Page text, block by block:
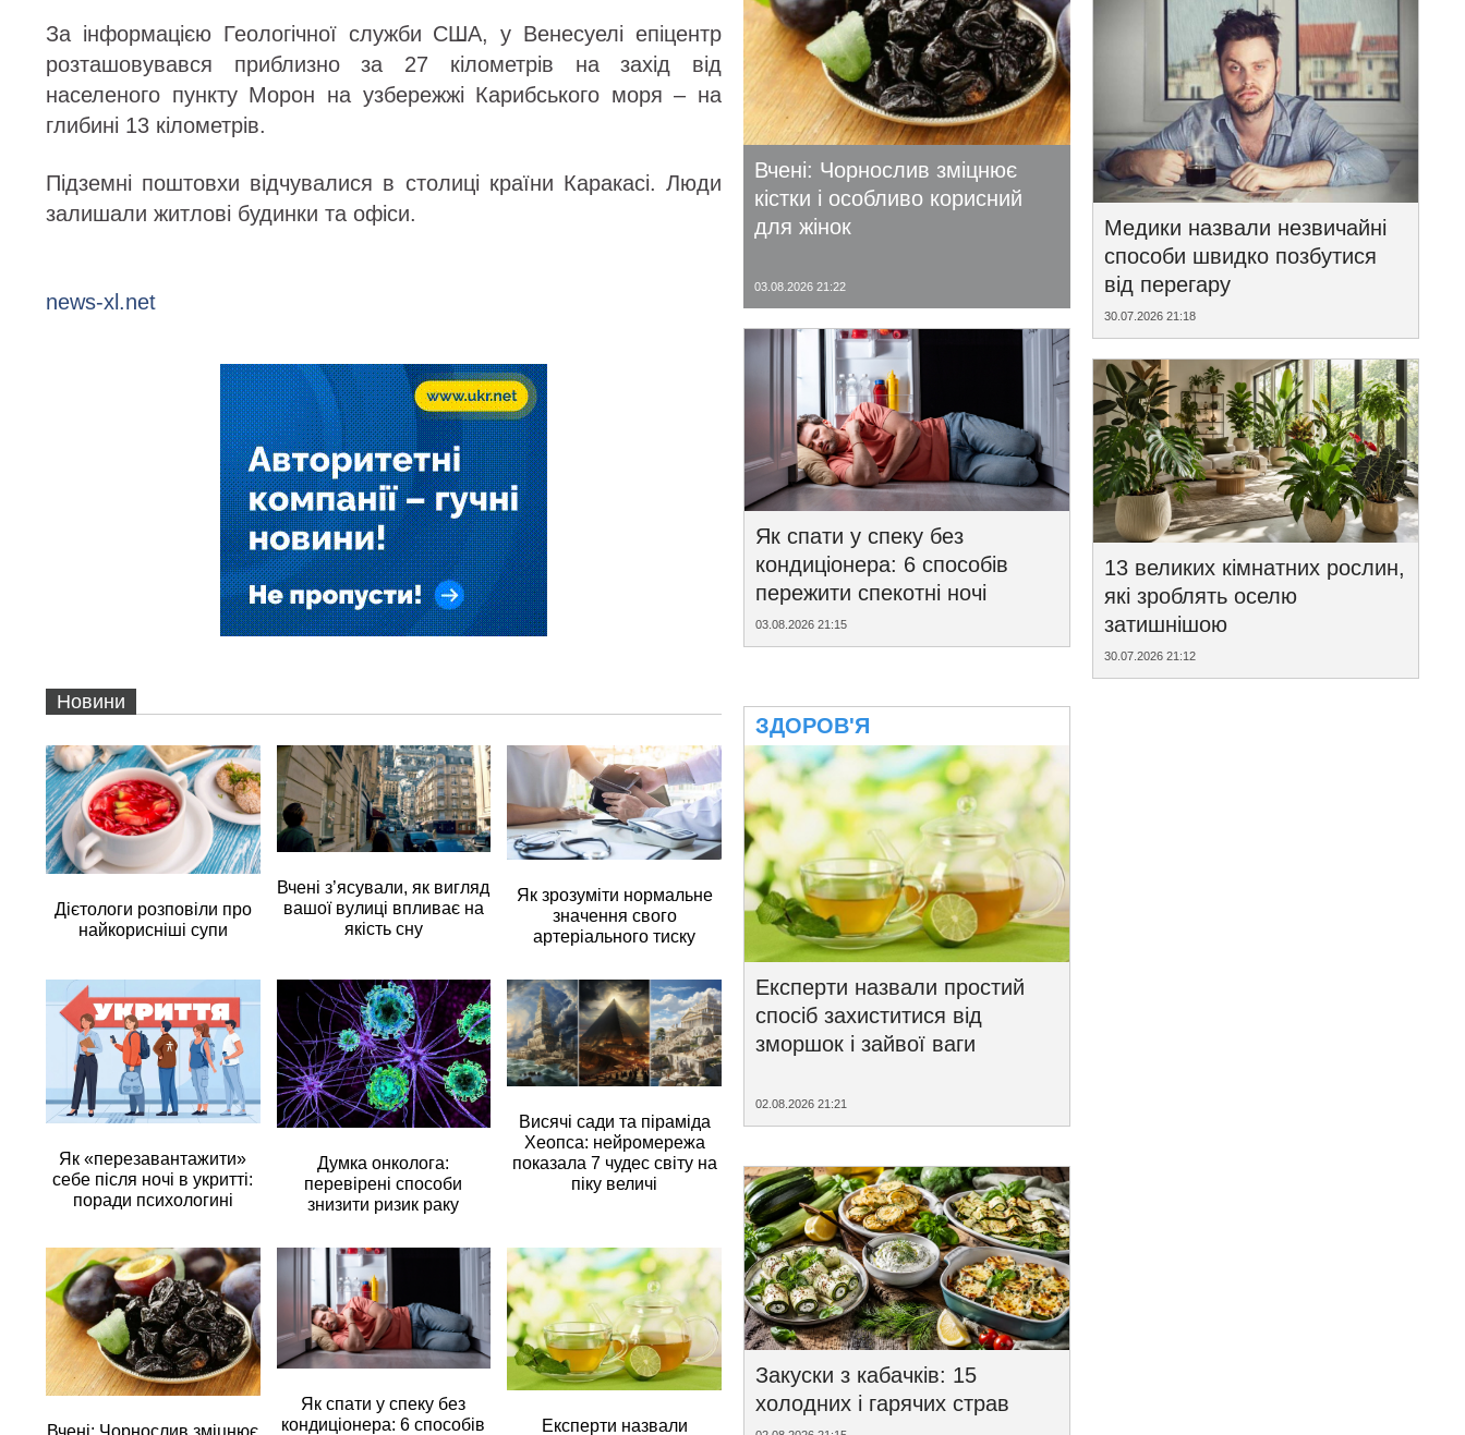
За інформацією Геологічної служби США, у Венесуелі епіцентр
розташовувався приблизно за 27 кілометрів на захід від
населеного пункту Морон на узбережжі Карибського моря – на
глибині 13 кілометрів.
Підземні поштовхи відчувалися в столиці країни Каракасі. Люди
залишали житлові будинки та офіси.
news-xl.net
Новини
Дієтологи розповіли про
найкорисніші супи
Вчені з’ясували, як вигляд
вашої вулиці впливає на
якість сну
Як зрозуміти нормальне
значення свого
артеріального тиску
Як «перезавантажити»
себе після ночі в укритті:
поради психологині
Думка онколога:
перевірені способи
знизити ризик раку
Висячі сади та піраміда
Хеопса: нейромережа
показала 7 чудес світу на
піку величі
Як спати у спеку без
кондиціонера: 6 способів
Експерти назвали
Вчені: Чорнослив зміцнює
кістки і особливо корисний
для жінок
03.08.2026 21:22
Як спати у спеку без
кондиціонера: 6 способів
пережити спекотні ночі
03.08.2026 21:15
ЗДОРОВ'Я
Експерти назвали простий
спосіб захиститися від
зморшок і зайвої ваги
02.08.2026 21:21
Закуски з кабачків: 15
холодних і гарячих страв
Медики назвали незвичайні
способи швидко позбутися
від перегару
30.07.2026 21:18
13 великих кімнатних рослин,
які зроблять оселю
затишнішою
30.07.2026 21:12